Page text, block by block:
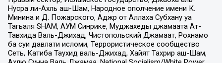
Нусра ли-Ахль аш-Шам, Народное ополчение имени К.
Минина и Д. Пожарского, Аджр от Аллаха Субхану уа
Тагьаля SHAM, АУМ Синрике, Муджахеды джамаата Ат-
Тавхида Валь-Джихад, Чистопольский Джамаат, Рохнамо
ба суи давлати исломи, Террористическое сообщество
Сеть, Катиба Таухид валь-Джихад, Хайят Тахрир аш-Шам,